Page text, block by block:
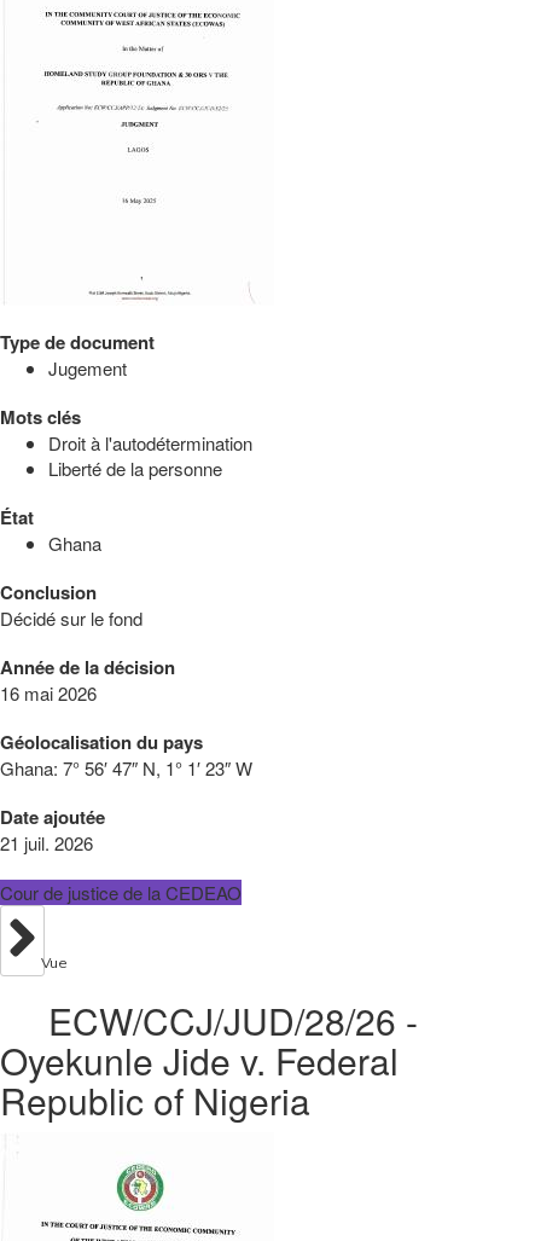
Type de document
Jugement
Mots clés
Droit à l'autodétermination
Liberté de la personne
État
Ghana
Conclusion
Décidé sur le fond
Année de la décision
16 mai 2026
Géolocalisation du pays
Ghana: 7° 56′ 47″ N, 1° 1′ 23″ W
Date ajoutée
21 juil. 2026
Cour de justice de la CEDEAO
Vue
ECW/CCJ/JUD/28/26 -
Oyekunle Jide v. Federal
Republic of Nigeria